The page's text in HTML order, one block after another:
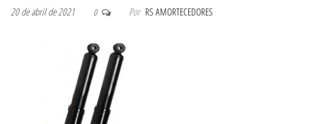
20 de abril de 2021 0 Por RS AMORTECEDORES